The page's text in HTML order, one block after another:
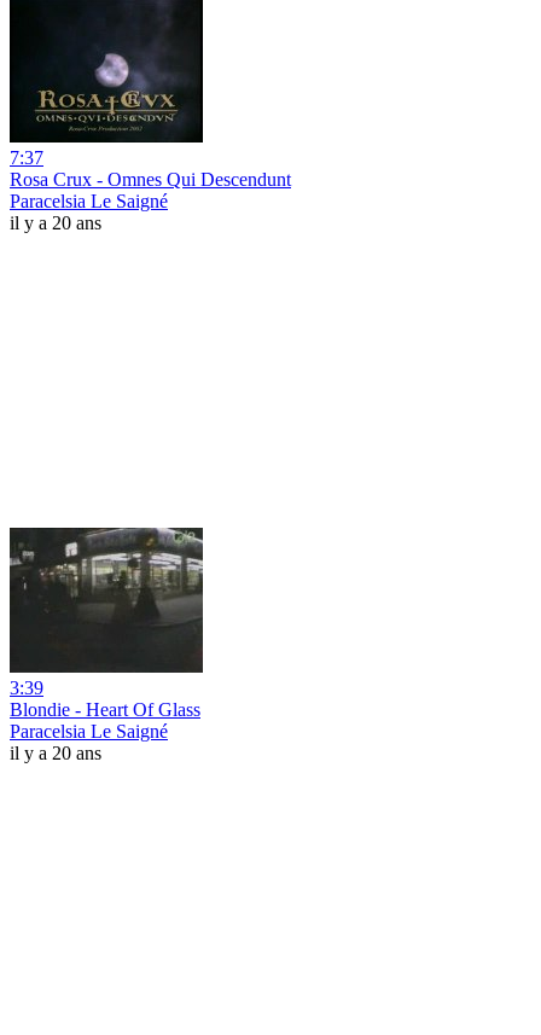
7:37
Rosa Crux - Omnes Qui Descendunt
Paracelsia Le Saigné
il y a 20 ans
3:39
Blondie - Heart Of Glass
Paracelsia Le Saigné
il y a 20 ans